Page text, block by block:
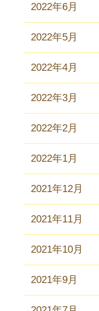
2022年6月
2022年5月
2022年4月
2022年3月
2022年2月
2022年1月
2021年12月
2021年11月
2021年10月
2021年9月